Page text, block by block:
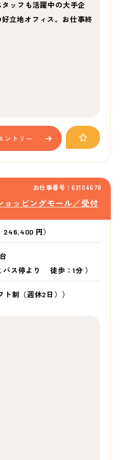
ッフも活躍中の大手企
立地オフィス。お仕事終
ントリー
お仕事番号：63104678
ョッピングモール／受付
円）
バス停より徒歩：1分 ）
ト制（週休2日））